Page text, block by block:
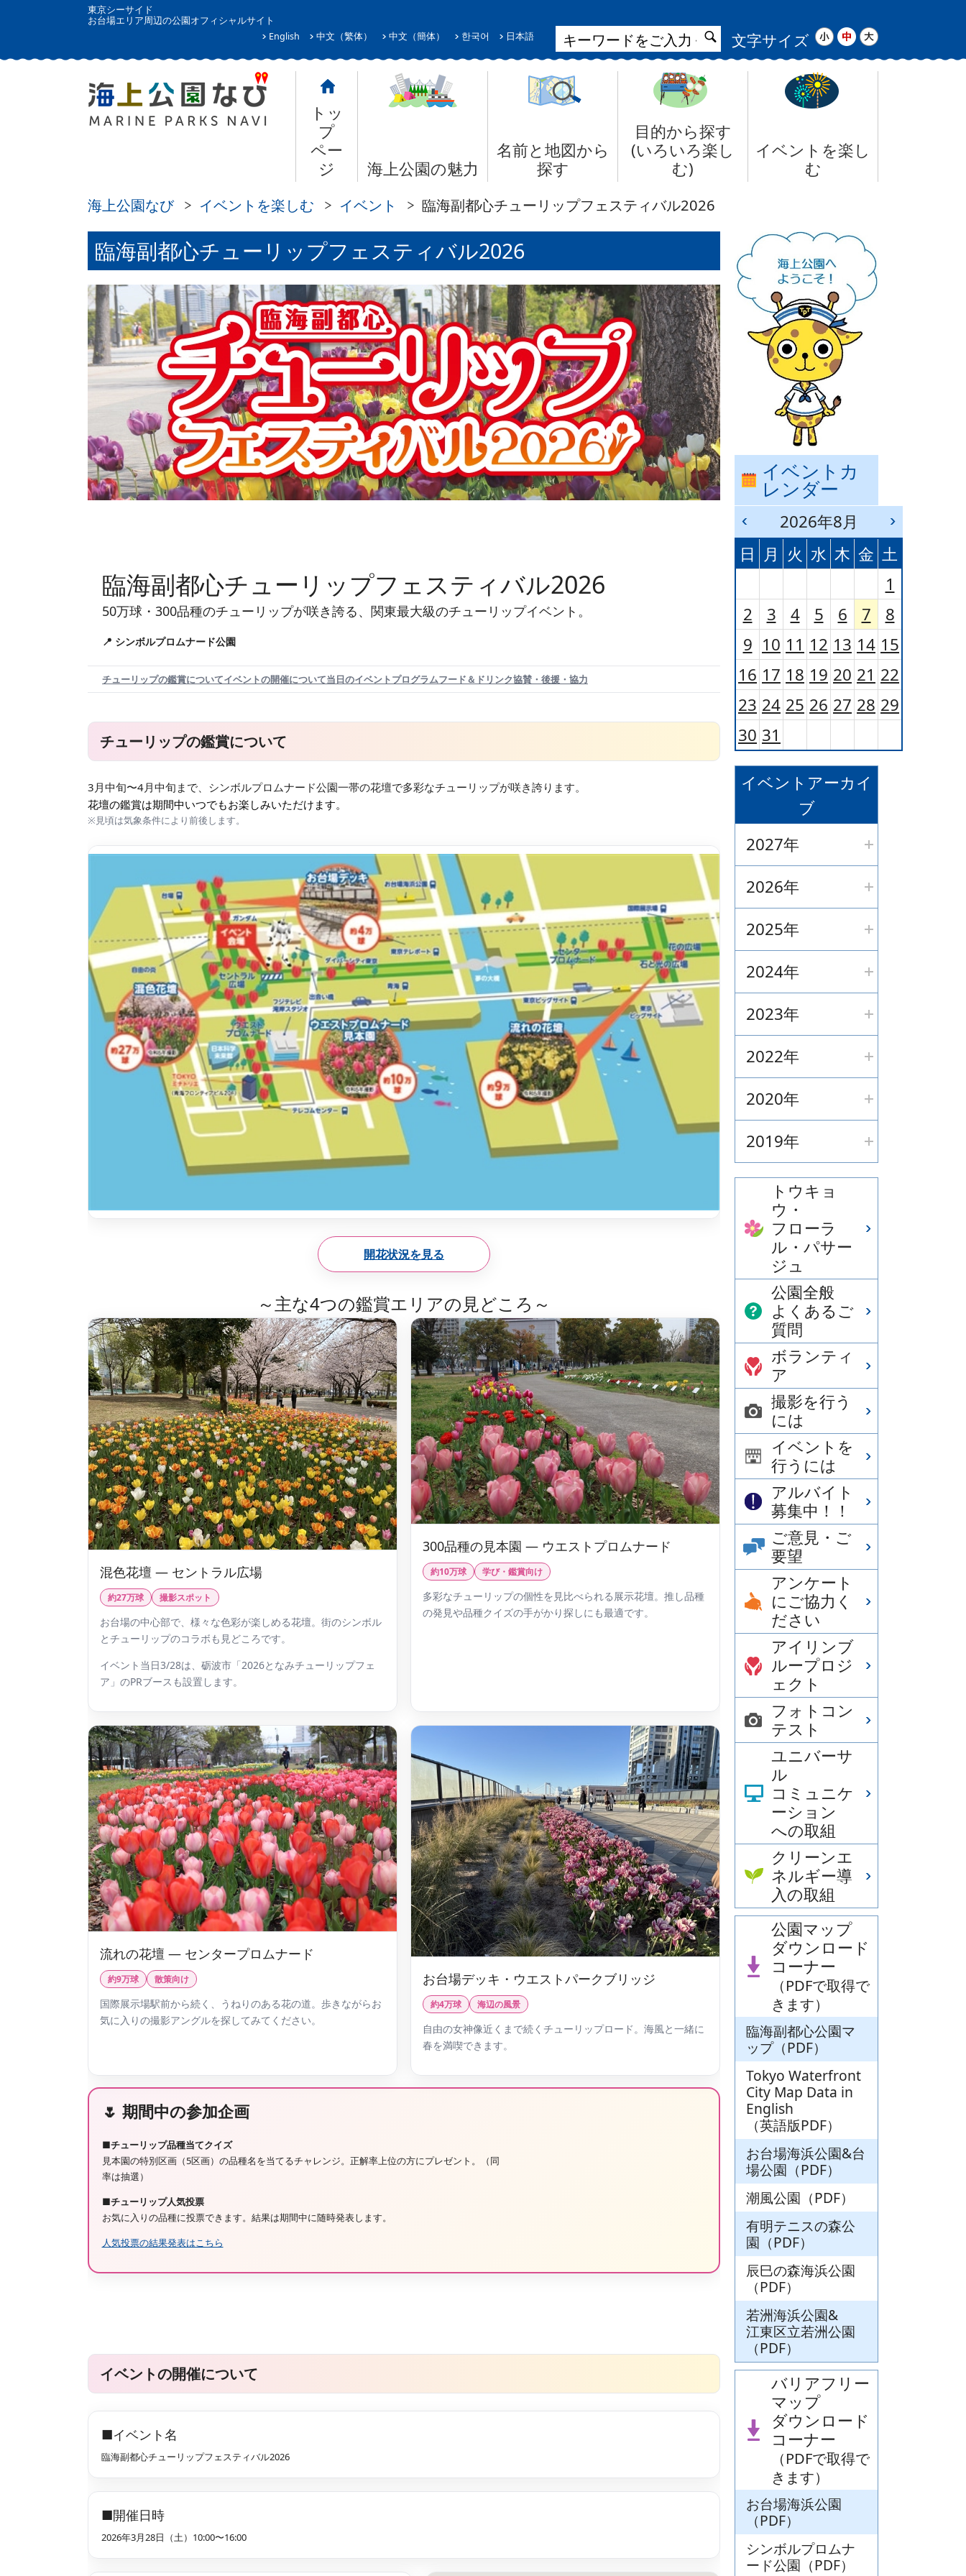
東京シーサイド
お台場エリア周辺の公園オフィシャルサイト
English
中文（繁体） 中文（簡体） 한국어 日本語
サ
イ
索
文字サイズ
トッ
プ
ペー
ジ
海上公園の魅力
名前と地図から
探す
目的から探す
(いろいろ楽し
む)
イベントを楽し
む
海上公園なび イベントを楽しむ イベント 臨海副都心チューリップフェスティバル2026
臨海副都心チューリップフェスティバル2026
臨海副都心チューリップフェスティバル2026
50万球・300品種のチューリップが咲き誇る、関東最大級のチューリップイベント。
📍 シンボルプロムナード公園
チューリップの鑑賞についてイベントの開催について当日のイベントプログラムフード＆ドリンク協賛・後援・協力
チューリップの鑑賞について
3月中旬〜4月中旬 まで、シンボルプロムナード公園一帯の花壇で多彩なチューリップが咲き誇ります。
花壇の鑑賞は期間中いつでもお楽しみいただけます。
※見頃は気象条件により前後します。
開花状況を見る
～主な4つの鑑賞エリアの見どころ～
混色花壇 — セントラル広場
約27万球 撮影スポット
お台場の中心部で、様々な色彩が楽しめる花壇。街のシンボル
とチューリップのコラボも見どころです。
イベント当日3/28は、砺波市「2026となみチューリップフェ
ア」のPRブースも設置します。
300品種の見本園 — ウエストプロムナード
約10万球 学び・鑑賞向け
多彩なチューリップの個性を見比べられる展示花壇。推し品種
の発見や品種クイズの手がかり探しにも最適です。
流れの花壇 — センタープロムナード
約9万球 散策向け
国際展示場駅前から続く、うねりのある花の道。歩きながらお
気に入りの撮影アングルを探してみてください。
お台場デッキ・ウエストパークブリッジ
約4万球 海辺の風景
自由の女神像近くまで続くチューリップロード。海風と一緒に
春を満喫できます。
🌷 期間中の参加企画
■チューリップ品種当てクイズ
見本園の特別区画（5区画）の品種名を当てるチャレンジ。正解率上位の方にプレゼント。（同
率は抽選）
■チューリップ人気投票
お気に入りの品種に投票できます。結果は期間中に随時発表します。
人気投票の結果発表はこちら
イベントの開催について
■イベント名
臨海副都心チューリップフェスティバル2026
■開催日時
2026年3月28日（土）10:00〜16:00
イベントカ
レンダー
前
の
月
へ
る
2026年8月 次
の
月
へ
進
む
日 月 火 水 木 金 土
1
2
3 4 5 6 7
8
9 10 11 12 13 14 15
16 17 18 19 20 21 22
23 24 25 26 27 28 29
30 31
イベントアーカイ
ブ
2027年
2026年
2025年
2024年
2023年
2022年
2020年
2019年
トウキョ
ウ・
フローラ
ル・パサー
ジュ
公園全般
よくあるご
質問
ボランティ
ア
撮影を行う
には
イベントを
行うには
アルバイト
募集中！！
ご意見・ご
要望
アンケート
にご協力く
ださい
アイリンブ
ループロジ
ェクト
フォトコン
テスト
ユニバーサ
ル
コミュニケ
ーション
への取組
クリーンエ
ネルギー導
入の取組
公園マップ
ダウンロード
コーナー
（PDFで取得で
きます）
臨海副都心公園マ
ップ（PDF）
Tokyo Waterfront
City Map Data in
English
（英語版PDF）
お台場海浜公園&台
場公園（PDF）
潮風公園（PDF）
有明テニスの森公
園（PDF）
辰巳の森海浜公園
（PDF）
若洲海浜公園&
江東区立若洲公園
（PDF）
バリアフリー
マップ
ダウンロード
コーナー
（PDFで取得で
きます）
お台場海浜公園
（PDF）
シンボルプロムナ
ード公園（PDF）